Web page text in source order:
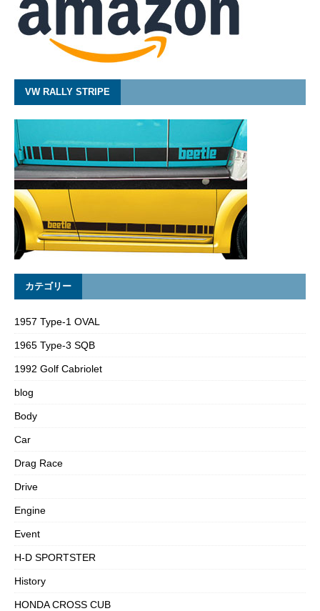
VW RALLY STRIPE
カテゴリー
1957 Type-1 OVAL
1965 Type-3 SQB
1992 Golf Cabriolet
blog
Body
Car
Drag Race
Drive
Engine
Event
H-D SPORTSTER
History
HONDA CROSS CUB